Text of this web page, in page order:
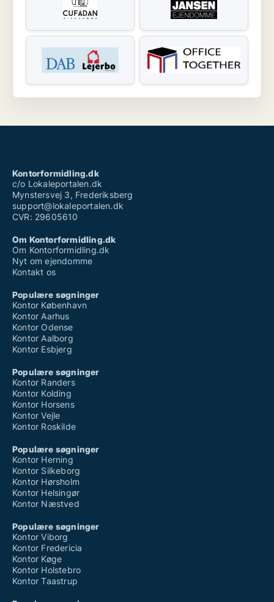
Kontorformidling.dk
c/o Lokaleportalen.dk
Mynstersvej 3, Frederiksberg
support@lokaleportalen.dk
CVR: 29605610
Om Kontorformidling.dk
Om Kontorformidling.dk
Nyt om ejendomme
Kontakt os
Populære søgninger
Kontor København
Kontor Aarhus
Kontor Odense
Kontor Aalborg
Kontor Esbjerg
Populære søgninger
Kontor Randers
Kontor Kolding
Kontor Horsens
Kontor Vejle
Kontor Roskilde
Populære søgninger
Kontor Herning
Kontor Silkeborg
Kontor Hørsholm
Kontor Helsingør
Kontor Næstved
Populære søgninger
Kontor Viborg
Kontor Fredericia
Kontor Køge
Kontor Holstebro
Kontor Taastrup